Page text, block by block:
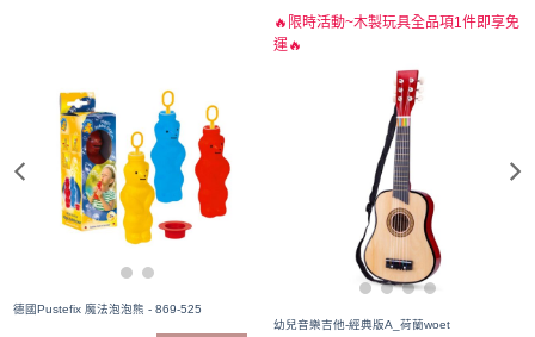
德國Pustefix 魔法泡泡熊 - 869-525
🔥限時活動~木製玩具全品項1件即享免
運🔥
幼兒音樂吉他-經典版A_荷蘭woet